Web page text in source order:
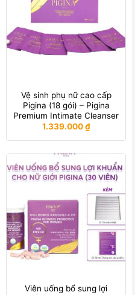
Vệ sinh phụ nữ cao cấp
Pigina (18 gói) – Pigina
Premium Intimate Cleanser
1.339.000₫
Viên uống bổ sung lợi